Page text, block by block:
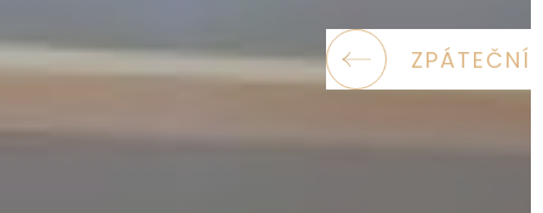
ZPÁTEČNÍ